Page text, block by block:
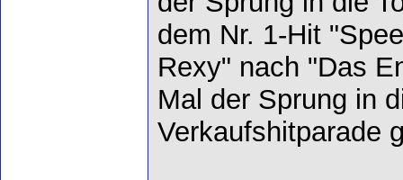
dem Nr. 1-Hit
Rexy" nach "Das
Mal der Sprung in
Verkaufshitparade